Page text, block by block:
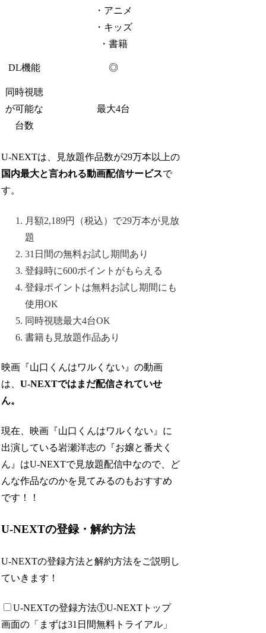
・アニメ
・キッズ
・書籍
DL機能 ◎
同時視聴
が可能な
台数
最大4台
U-NEXTは、見放題作品数が29万本以上の
国内最大と言われる動画配信サービスで
す。
月額2,189円（税込）で29万本が見放
題
31日間の無料お試し期間あり
登録時に600ポイントがもらえる
登録ポイントは無料お試し期間にも
使用OK
同時視聴最大4台OK
書籍も見放題作品あり
映画『山口くんはワルくない』の動画
は、U-NEXTではまだ配信されていせ
ん。
現在、映画『山口くんはワルくない』に
出演している岩瀬洋志の『お嬢と番犬く
ん』はU-NEXTで見放題配信中なので、ど
んな作品なのかを見てみるのもおすすめ
です！！
U-NEXTの登録・解約方法
U-NEXTの登録方法と解約方法をご説明し
ていきます！
U-NEXTの登録方法①U-NEXTトップ
画面の「まずは31日間無料トライアル」